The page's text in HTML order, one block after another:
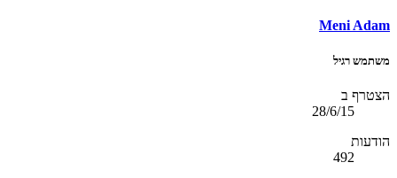
Meni Adam
משתמש רגיל
הצטרף ב
28/6/15
הודעות
492